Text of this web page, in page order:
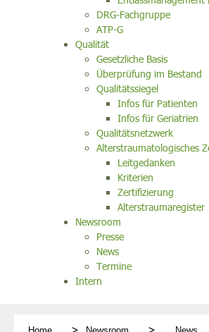
DRG-Fachgruppe
ATP-G
Qualität
Gesetzliche Basis
Überprüfung im Bestand
Qualitätssiegel
Infos für Patienten
Infos für Geriatrien
Qualitätsnetzwerk
Alterstraumatologisches
Leitgedanken
Kriterien
Zertifizierung
Alterstraumaregister
Newsroom
Presse
News
Termine
Intern